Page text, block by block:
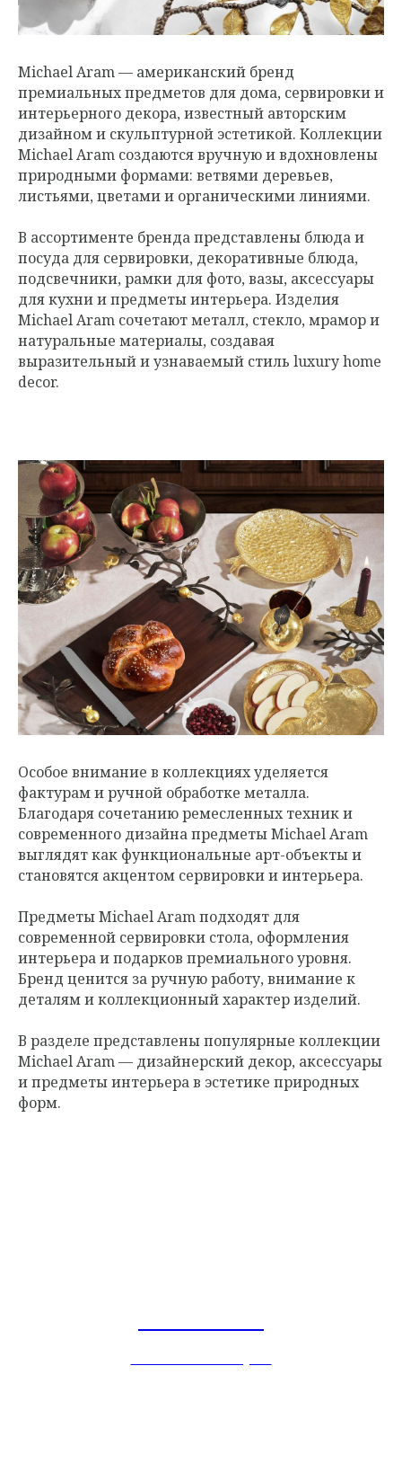
Michael Aram — американский бренд
премиальных предметов для дома, сервировки и
интерьерного декора, известный авторским
дизайном и скульптурной эстетикой. Коллекции
Michael Aram создаются вручную и вдохновлены
природными формами: ветвями деревьев,
листьями, цветами и органическими линиями.
В ассортименте бренда представлены блюда и
посуда для сервировки, декоративные блюда,
подсвечники, рамки для фото, вазы, аксессуары
для кухни и предметы интерьера. Изделия
Michael Aram сочетают металл, стекло, мрамор и
натуральные материалы, создавая
выразительный и узнаваемый стиль luxury home
decor.
Особое внимание в коллекциях уделяется
фактурам и ручной обработке металла.
Благодаря сочетанию ремесленных техник и
современного дизайна предметы Michael Aram
выглядят как функциональные арт-объекты и
становятся акцентом сервировки и интерьера.
Предметы Michael Aram подходят для
современной сервировки стола, оформления
интерьера и подарков премиального уровня.
Бренд ценится за ручную работу, внимание к
деталям и коллекционный характер изделий.
В разделе представлены популярные коллекции
Michael Aram — дизайнерский декор, аксессуары
и предметы интерьера в эстетике природных
форм.